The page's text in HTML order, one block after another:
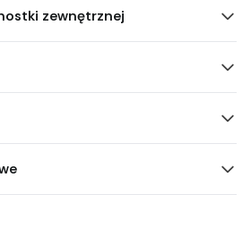
zewnętrznej